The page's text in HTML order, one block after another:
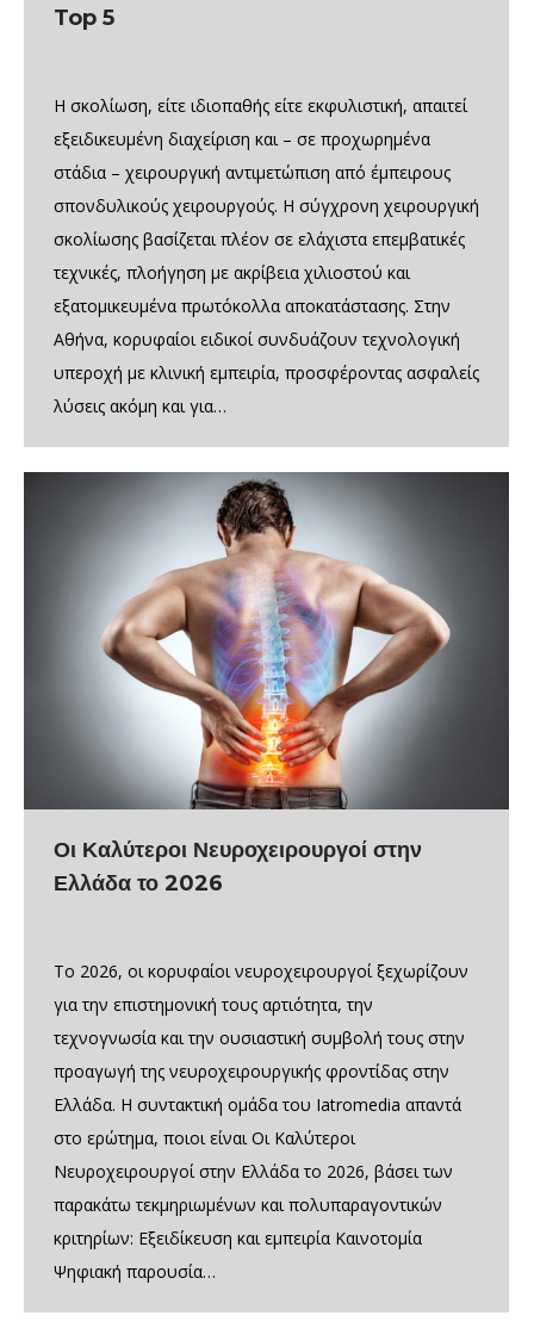
Top 5
Η σκολίωση, είτε ιδιοπαθής είτε εκφυλιστική, απαιτεί
εξειδικευμένη διαχείριση και – σε προχωρημένα
στάδια – χειρουργική αντιμετώπιση από έμπειρους
σπονδυλικούς χειρουργούς. Η σύγχρονη χειρουργική
σκολίωσης βασίζεται πλέον σε ελάχιστα επεμβατικές
τεχνικές, πλοήγηση με ακρίβεια χιλιοστού και
εξατομικευμένα πρωτόκολλα αποκατάστασης. Στην
Αθήνα, κορυφαίοι ειδικοί συνδυάζουν τεχνολογική
υπεροχή με κλινική εμπειρία, προσφέροντας ασφαλείς
λύσεις ακόμη και για…
Οι Καλύτεροι Νευροχειρουργοί στην
Ελλάδα το 2026
Το 2026, οι κορυφαίοι νευροχειρουργοί ξεχωρίζουν
για την επιστημονική τους αρτιότητα, την
τεχνογνωσία και την ουσιαστική συμβολή τους στην
προαγωγή της νευροχειρουργικής φροντίδας στην
Ελλάδα. Η συντακτική ομάδα του Iatromedia απαντά
στο ερώτημα, ποιοι είναι Οι Καλύτεροι
Νευροχειρουργοί στην Ελλάδα το 2026, βάσει των
παρακάτω τεκμηριωμένων και πολυπαραγοντικών
κριτηρίων: Εξειδίκευση και εμπειρία Καινοτομία
Ψηφιακή παρουσία…